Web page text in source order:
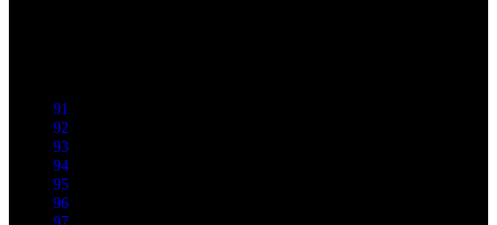
91
92
93
94
95
96